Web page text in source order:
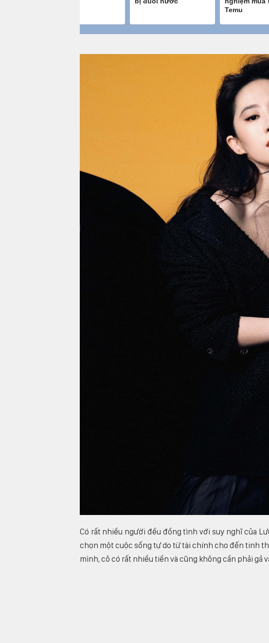
Có rất nhiều người đều đồng tình với suy nghĩ của
chọn một cuộc sống tự do từ tài chính cho đến tinh
mình, cô có rất nhiều tiền và cũng không cần phải gả